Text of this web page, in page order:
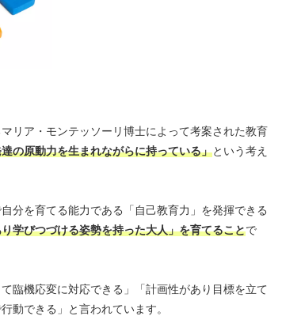
リア・モンテッソーリ博士によって考案された教育
の原動力を生まれながらに持っている」という考え
分を育てる能力である「自己教育力」を発揮できる
学びつづける姿勢を持った大人」を育てることで
臨機応変に対応できる」「計画性があり目標を立て
動できる」と言われています。